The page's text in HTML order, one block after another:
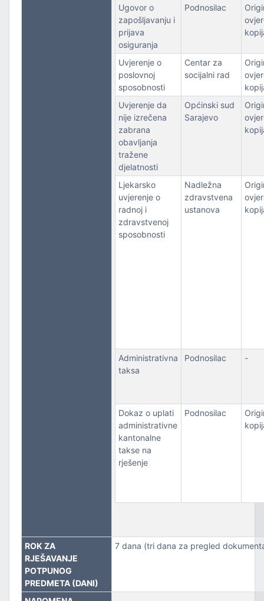
Ugovor o
zapošljavanju i
prijava
osiguranja
Podnosilac
Uvjerenje o
poslovnoj
sposobnosti
Centar za
socijalni rad
Uvjerenje da
nije izrečena
zabrana
obavljanja
tražene
djelatnosti
Općinski sud
Sarajevo
Ljekarsko
uvjerenje o
radnoj i
zdravstvenoj
sposobnosti
Nadležna
zdravstvena
ustanova
Administrativna
taksa
Podnosilac -
Dokaz o uplati
administrativne
kantonalne
takse na
rješenje
Podnosilac
ROK ZA
RJEŠAVANJE
POTPUNOG
PREDMETA (DANI)
7 dana (tri dana za pregled